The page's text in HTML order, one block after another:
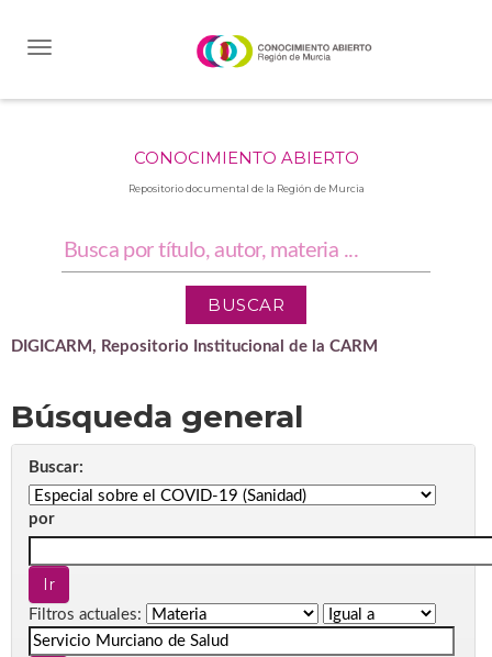
CONOCIMIENTO ABIERTO
Repositorio documental de la Región de Murcia
DIGICARM, Repositorio Institucional de la CARM
Búsqueda general
Buscar:
por
Filtros actuales: